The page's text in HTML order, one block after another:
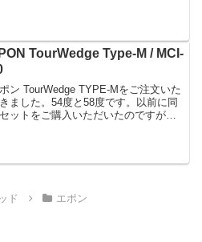
TourWedge Type-M / MCI-
ン TourWedge TYPE-Mをご注文いた
ました。54度と58度です。以前に同
ットをご購入いただいたのですが、
ド エポン